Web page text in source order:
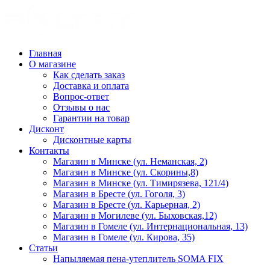
Главная
О магазине
Как сделать заказ
Доставка и оплата
Вопрос-ответ
Отзывы о нас
Гарантии на товар
Дисконт
Дисконтные карты
Контакты
Магазин в Минске (ул. Неманская, 2)
Магазин в Минске (ул. Скорины,8)
Магазин в Минске (ул. Тимирязева, 121/4)
Магазин в Бресте (ул. Гоголя, 3)
Магазин в Бресте (ул. Карьерная, 2)
Магазин в Могилеве (ул. Быховская,12)
Магазин в Гомеле (ул. Интернациональная, 13)
Магазин в Гомеле (ул. Кирова, 35)
Статьи
Напыляемая пена-утеплитель SOMA FIX